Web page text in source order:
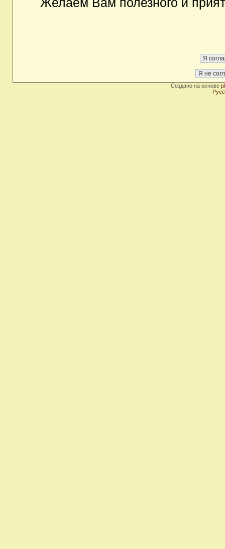
Создано на основе